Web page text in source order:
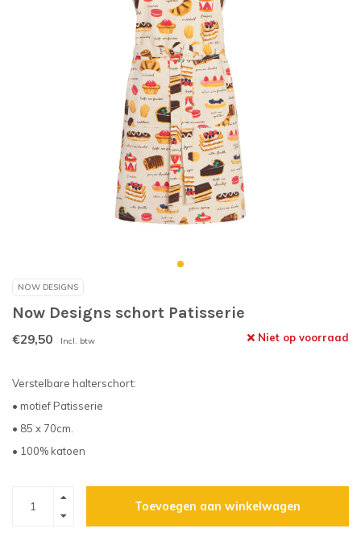
NOW DESIGNS
Now Designs schort Patisserie
€29,50 Incl. btw Niet op voorraad
Verstelbare halterschort:
• motief Patisserie
• 85 x 70cm.
• 100% katoen
Toevoegen aan winkelwagen